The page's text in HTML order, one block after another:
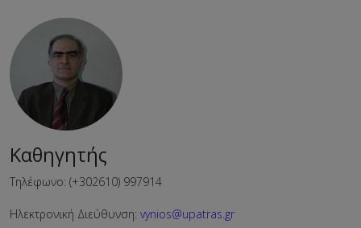
Καθηγητής
Τηλέφωνο: (+302610) 997914
Ηλεκτρονική Διεύθυνση: vynios@upatras.gr